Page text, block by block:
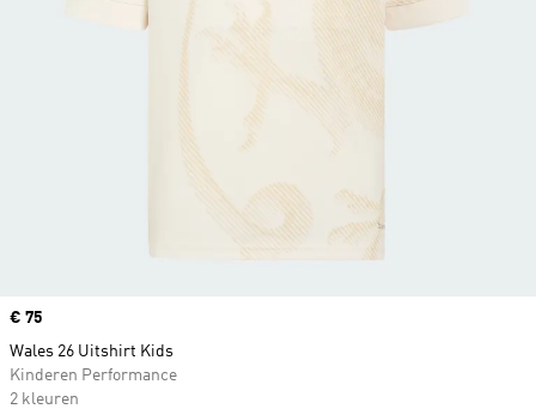
Price
€ 75
Wales 26 Uitshirt Kids
Kinderen Performance
2 kleuren